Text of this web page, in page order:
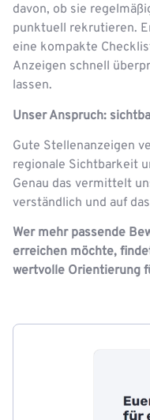
davon, ob sie
punktuell rekrutieren.
eine kompakte
Anzeigen schnell
lassen.
Unser Anspruch:
Gute Stellenanzeigen
regionale Sichtbarkeit
Genau das vermittelt
verständlich und auf
Wer mehr passende
erreichen möchte,
wertvolle Orientierung